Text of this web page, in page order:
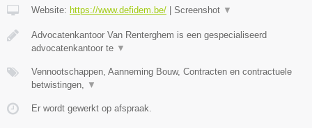
Website: https://www.defidem.be/ Screenshot ▼
Advocatenkantoor Van Renterghem is een gespecialiseerd
advocatenkantoor te ▼
Vennootschappen, Aanneming Bouw, Contracten en contractuele
betwistingen, ▼
Er wordt gewerkt op afspraak.